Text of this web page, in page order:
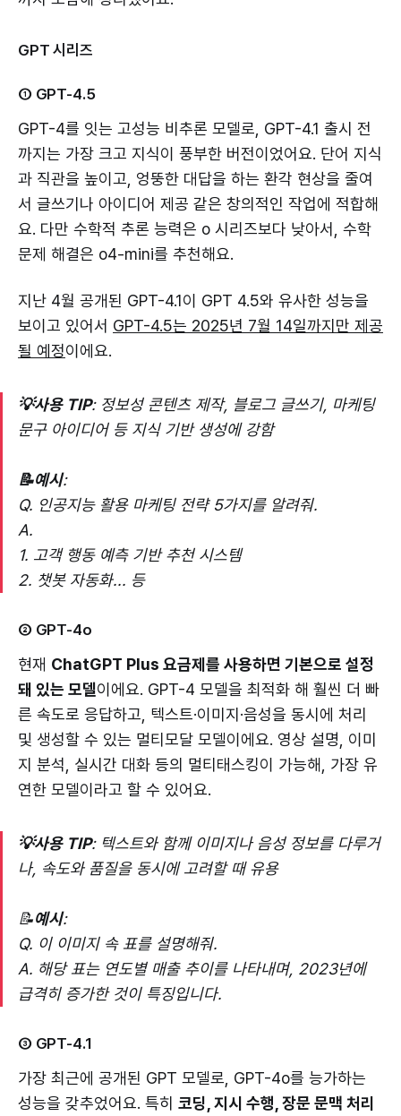
GPT 시리즈
① GPT-4.5
GPT-4를 잇는 고성능 비추론 모델로, GPT-4.1 출시 전
까지는 가장 크고 지식이 풍부한 버전이었어요. 단어 지식
과 직관을 높이고, 엉뚱한 대답을 하는 환각 현상을 줄여
서 글쓰기나 아이디어 제공 같은 창의적인 작업에 적합해
요. 다만 수학적 추론 능력은 o 시리즈보다 낮아서, 수학
문제 해결은 o4-mini를 추천해요.
지난 4월 공개된 GPT-4.1이 GPT 4.5와 유사한 성능을
보이고 있어서 GPT-4.5는 2025년 7월 14일까지만 제공
될 예정이에요.
💡사용 TIP: 정보성 콘텐츠 제작, 블로그 글쓰기, 마케팅
문구 아이디어 등 지식 기반 생성에 강함
📝예시:
Q. 인공지능 활용 마케팅 전략 5가지를 알려줘.
A.
1. 고객 행동 예측 기반 추천 시스템
2. 챗봇 자동화... 등
② GPT-4o
현재 ChatGPT Plus 요금제를 사용하면 기본으로 설정
돼 있는 모델이에요. GPT-4 모델을 최적화 해 훨씬 더 빠
른 속도로 응답하고, 텍스트·이미지·음성을 동시에 처리
및 생성할 수 있는 멀티모달 모델이에요. 영상 설명, 이미
지 분석, 실시간 대화 등의 멀티태스킹이 가능해, 가장 유
연한 모델이라고 할 수 있어요.
💡사용 TIP: 텍스트와 함께 이미지나 음성 정보를 다루거
나, 속도와 품질을 동시에 고려할 때 유용
📝예시:
Q. 이 이미지 속 표를 설명해줘.
A. 해당 표는 연도별 매출 추이를 나타내며, 2023년에
급격히 증가한 것이 특징입니다.
③ GPT-4.1
가장 최근에 공개된 GPT 모델로, GPT-4o를 능가하는
성능을 갖추었어요. 특히 코딩, 지시 수행, 장문 문맥 처리